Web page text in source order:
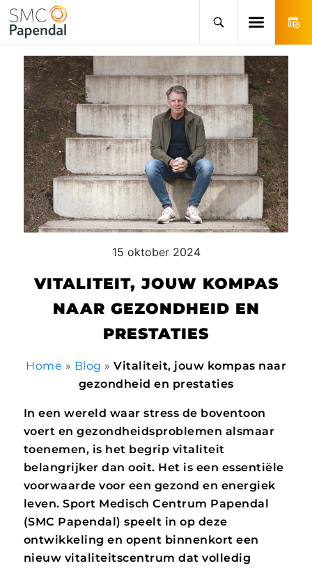
15 oktober 2024
VITALITEIT, JOUW KOMPAS
NAAR GEZONDHEID EN
PRESTATIES
Home » Blog » Vitaliteit, jouw kompas naar
gezondheid en prestaties
In een wereld waar stress de boventoon
voert en gezondheidsproblemen alsmaar
toenemen, is het begrip vitaliteit
belangrijker dan ooit. Het is een essentiële
voorwaarde voor een gezond en energiek
leven. Sport Medisch Centrum Papendal
(SMC Papendal) speelt in op deze
ontwikkeling en opent binnenkort een
nieuw vitaliteitscentrum dat volledig